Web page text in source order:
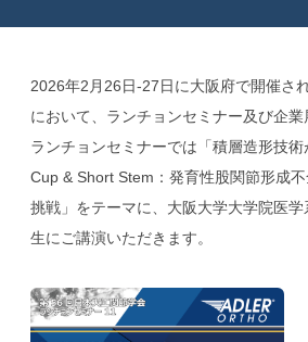
2026年2月26日-27日に大阪府で開催さ
において、ランチョンセミナー及び企業
ランチョンセミナーでは「積層造形技
Cup & Short Stem：発育性股関節形成
挑戦」をテーマに、大阪大学大学院医
生にご講演いただきます。